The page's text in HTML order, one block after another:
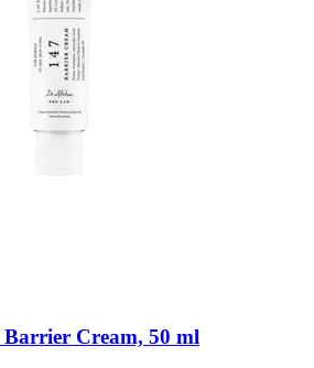
Barrier Cream, 50 ml